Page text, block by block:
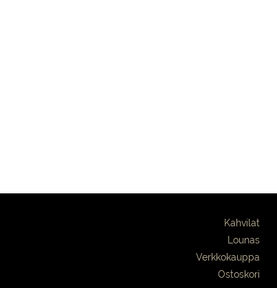
Kahvilat
Lounas
Verkkokauppa
Ostoskori